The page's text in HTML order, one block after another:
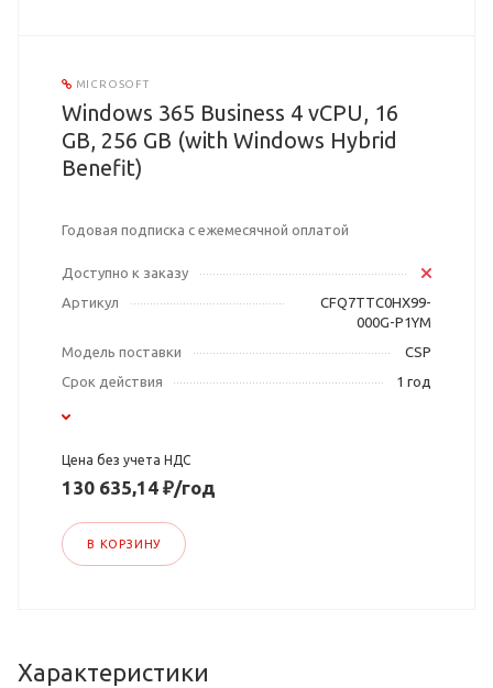
MICROSOFT
Windows 365 Business 4 vCPU, 16
GB, 256 GB (with Windows Hybrid
Benefit)
Годовая подписка с ежемесячной оплатой
Доступно к заказу
Артикул
CFQ7TTC0HX99-
000G-P1YM
Модель поставки
CSP
Срок действия
1 год
Цена без учета НДС
130 635,14 ₽/год
В КОРЗИНУ
Характеристики